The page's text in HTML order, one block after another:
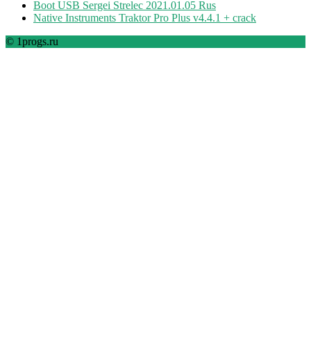
Boot USB Sergei Strelec 2021.01.05 Rus
Native Instruments Traktor Pro Plus v4.4.1 + crack
© 1progs.ru